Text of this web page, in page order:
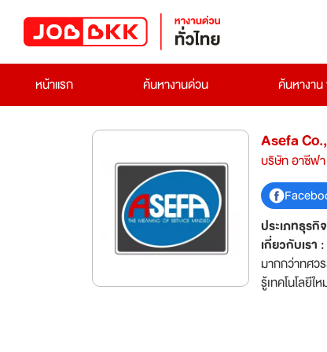
หน้าแรก
ค้นหางานด่วน ค้นหางาน
Asefa
บริษัท อาซีฟ
ประเภทธุรกิ
เกี่ยวกับเรา :
มากกว่าทศว
รู้เทคโนโลยี
เชื่อถือ แล
ทุกคนที่เกี่ย